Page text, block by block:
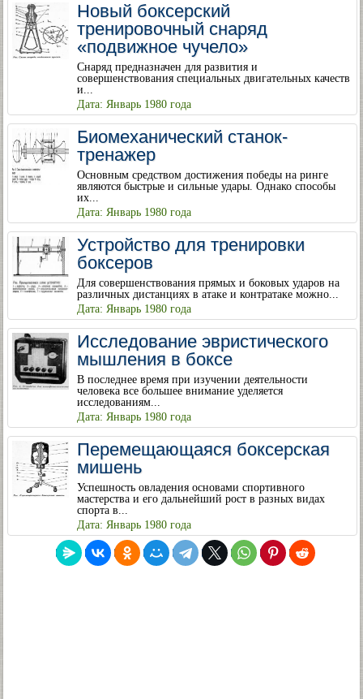
Новый боксерский
тренировочный снаряд
«подвижное чучело»
Снаряд предназначен для развития и
совершенствования специальных двигательных качеств
и...
Дата: Январь 1980 года
Биомеханический станок-
тренажер
Основным средством достижения победы на ринге
являются быстрые и сильные удары. Однако способы
их...
Дата: Январь 1980 года
Устройство для тренировки
боксеров
Для совершенствования прямых и боковых ударов на
различных дистанциях в атаке и контратаке можно...
Дата: Январь 1980 года
Исследование эвристического
мышления в боксе
В последнее время при изучении деятельности
человека все большее внимание уделяется
исследованиям...
Дата: Январь 1980 года
Перемещающаяся боксерская
мишень
Успешность овладения основами спортивного
мастерства и его дальнейший рост в разных видах
спорта в...
Дата: Январь 1980 года